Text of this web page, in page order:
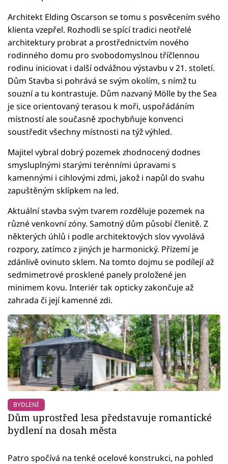
Architekt Elding Oscarson se tomu s posvěcením svého
klienta vzepřel. Rozhodli se spící tradici neotřelé
architektury probrat a prostřednictvím nového
rodinného domu pro svobodomyslnou tříčlennou
rodinu iniciovat i další odvážnou výstavbu v 21. století.
Dům Stavba si pohrává se svým okolím, s nímž tu
souzní a tu kontrastuje. Dům nazvaný Mölle by the Sea
je sice orientovaný terasou k moři, uspořádáním
místností ale současně zpochybňuje konvenci
soustředit všechny místnosti na týž výhled.
Majitel vybral dobrý pozemek zhodnocený dodnes
smysluplnými starými terénními úpravami s
kamennými i cihlovými zdmi, jakož i napůl do svahu
zapuštěným sklípkem na led.
Aktuální stavba svým tvarem rozděluje pozemek na
různé venkovní zóny. Samotný dům působí členitě. Z
některých úhlů i podle architektových slov vyvolává
rozpory, zatímco z jiných je harmonický. Přízemí je
zdánlivě ovinuto sklem. Na tomto dojmu se podílejí až
sedmimetrové prosklené panely proložené jen
minimem kovu. Interiér tak opticky zakončuje až
zahrada či její kamenné zdi.
BYDLENÍ
Dům uprostřed lesa představuje romantické
bydlení na dosah města
Patro spočívá na tenké ocelové konstrukci, na pohled